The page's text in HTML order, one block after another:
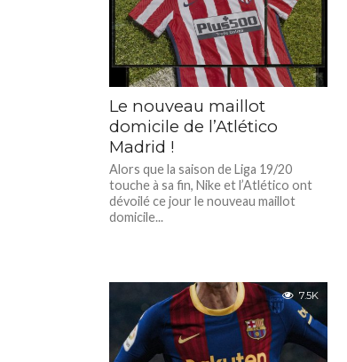
Le nouveau maillot
domicile de l’Atlético
Madrid !
Alors que la saison de Liga 19/20
touche à sa fin, Nike et l’Atlético ont
dévoilé ce jour le nouveau maillot
domicile...
7.5K